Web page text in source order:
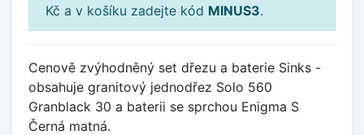
Kč a v košíku zadejte kód MINUS3.
Cenově zvýhodněný set dřezu a baterie Sinks -
obsahuje granitový jednodřez Solo 560
Granblack 30 a baterii se sprchou Enigma S
Černá matná.